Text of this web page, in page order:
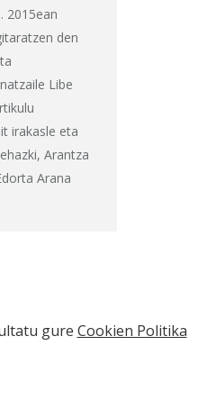
2015ean
den
Libe
irakasle eta
Arantza
Arana
gure Cookien Politika